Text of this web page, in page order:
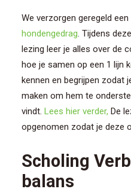
We verzorgen geregeld een
hondengedrag. Tijdens
lezing leer je alles over de
hoe je samen op een 1 lijn
kennen en begrijpen zodat
maken om hem te
vindt. Lees hier verder, De
opgenomen zodat je deze
Scholing
balans